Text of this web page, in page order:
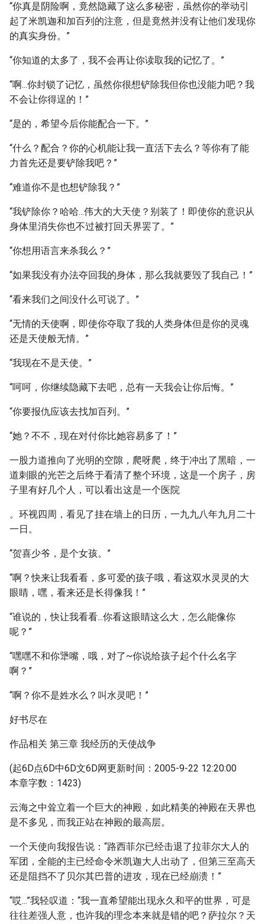
“你真是阴险啊，竟然隐藏了这么多秘密，虽然你的举动引
起了米凯迦和加百列的注意，但是竟然并没有让他们发现你
的真实身份。”
“你知道的太多了，我不会再让你读取我的记忆了。”
“啊...你封锁了记忆，虽然你很想铲除我但你也没能力吧？我
不会让你得逞的！”
“是的，希望今后你能配合一下。”
“什么？配合？你的心机能让我一直活下去么？等你有了能
力首先还是要铲除我吧？”
“难道你不是也想铲除我？”
“我铲除你？哈哈...伟大的大天使？别装了！即使你的意识从
身体里消失你也不过被打回天界罢了。”
“你想用语言来杀我么？”
“如果我没有办法夺回我的身体，那么我就要毁了我自己！”
“看来我们之间没什么可说了。”
“无情的天使啊，即使你夺取了我的人类身体但是你的灵魂
还是天使般无情。”
“我现在不是天使。”
“呵呵，你继续隐藏下去吧，总有一天我会让你后悔。”
“你要报仇应该去找加百列。”
“她？不不，现在对付你比她容易多了！”
一股力道推向了光明的空隙，爬呀爬，终于冲出了黑暗，一
道刺眼的光芒之后终于看清了整个环境，这是一个房子，房
子里有好几个人，可以看出这是一个医院
。环视四周，看见了挂在墙上的日历，一九九八年九月二十
一日。
“贺喜少爷，是个女孩。”
“啊？快来让我看看，多可爱的孩子哦，看这双水灵灵的大
眼睛，嘿，看来还是长得像我！”
“谁说的，快让我看看...你看这眼睛这么大，怎么能像你
呢？”
“嘿嘿不和你犟嘴，哦，对了~你说给孩子起个什么名字
啊？”
“啊？你不是姓水么？叫水灵吧！”
好书尽在
作品相关 第三章 我经历的天使战争
(起6D点6D中6D文6D网更新时间：2005-9-22 12:20:00
本章字数：1423)
云海之中耸立着一个巨大的神殿，如此精美的神殿在天界也
是不多见，而我正站在神殿的最高层。
一个天使向我报告说：“路西菲尔已经击退了拉菲尔大人的
军团，全能的主已经命令米凯迦大人出动了，但第三至高天
还是阻挡不了贝尔其巴普的进攻，现在已经崩溃！”
“哎...”我轻叹道：“我一直希望能出现永久和平的世界，可是
往往差强人意，也许我的理念本来就是错的吧？萨拉尔？天